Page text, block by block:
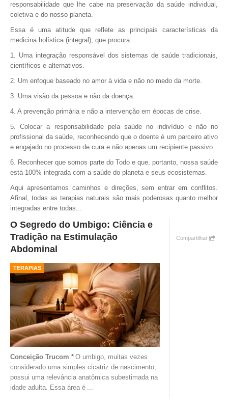
PÓS-OFICINAS
TV DE BEM COM A NATUREZA
FALE CONOSCO
ASSINE O SITE
responsabilidade que lhe cabe na preservação da saúde individual,
coletiva e do nosso planeta.
Essa é uma atitude que reflete as principais características da
medicina holística (integral), que procura:
1. Uma integração responsável dos sistemas de saúde tradicionais,
científicos e alternativos.
2. Um enfoque baseado no amor à vida e não no medo da morte.
3. Uma visão da pessoa e não da doença.
4. A prevenção primária e não a intervenção em épocas de crise.
5. Colocar a responsabilidade pela saúde no in­divíduo e não no
profissional da saúde, reco­nhecendo que o doente é um parceiro ativo
e en­gajado no processo de cura e não apenas um re­cipiente passivo.
6. Reconhecer que somos parte do Todo e que, portanto, nossa saúde
está 100% integrada com a saúde do planeta e seus ecosistemas.
Aqui apresentamos caminhos e direções, sem entrar em conflitos.
Afinal, todas as terapias naturais são mais poderosas quanto melhor
integradas entre todas...
O Segredo do Umbigo: Ciência e
Tradição na Estimulação
Abdominal
TERAPIAS
Conceição Trucom * O umbigo, muitas vezes
considerado uma simples cicatriz de nascimento,
possui uma relevância anatômica subestimada na
idade adulta. Essa área é ...
Compartilhar